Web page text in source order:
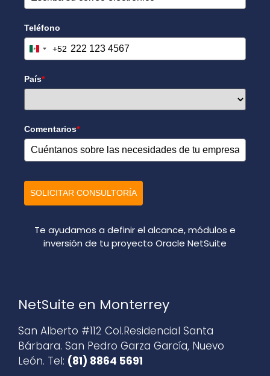
Teléfono
Mexico +52
+52
País*
Comentarios*
SOLICITAR CONSULTORÍA
Te ayudamos a definir el alcance, módulos e
inversión de tu proyecto Oracle NetSuite
NetSuite en Monterrey
San Alberto #112 Col.Residencial Santa
Bárbara. San Pedro Garza García, Nuevo
León. Tel: (81) 8864 5691